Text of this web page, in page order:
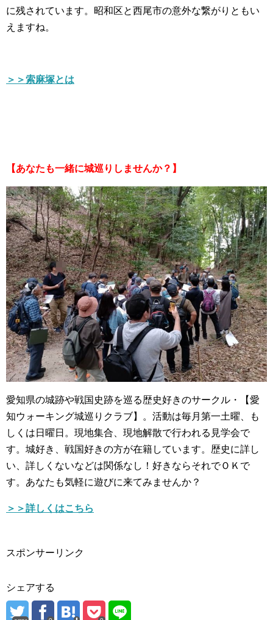
に残されています。昭和区と西尾市の意外な繋がりともい
えますね。
＞＞索麻塚とは
【あなたも一緒に城巡りしませんか？】
愛知県の城跡や戦国史跡を巡る歴史好きのサークル・【愛
知ウォーキング城巡りクラブ】。活動は毎月第一土曜、も
しくは日曜日。現地集合、現地解散で行われる見学会で
す。城好き、戦国好きの方が在籍しています。歴史に詳し
い、詳しくないなどは関係なし！好きならそれでＯＫで
す。あなたも気軽に遊びに来てみませんか？
＞＞詳しくはこちら
スポンサーリンク
シェアする